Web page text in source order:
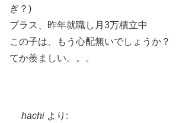
ぎ？)
プラス、昨年就職し月3万積立中
この子は、もう心配無いでしょうか？
てか羨ましい。。。
hachi より: